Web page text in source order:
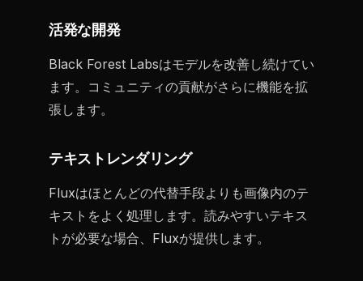
活発な開発
Black Forest Labsはモデルを改善し続けてい
ます。コミュニティの貢献がさらに機能を拡
張します。
テキストレンダリング
Fluxはほとんどの代替手段よりも画像内のテ
キストをよく処理します。読みやすいテキス
トが必要な場合、Fluxが提供します。